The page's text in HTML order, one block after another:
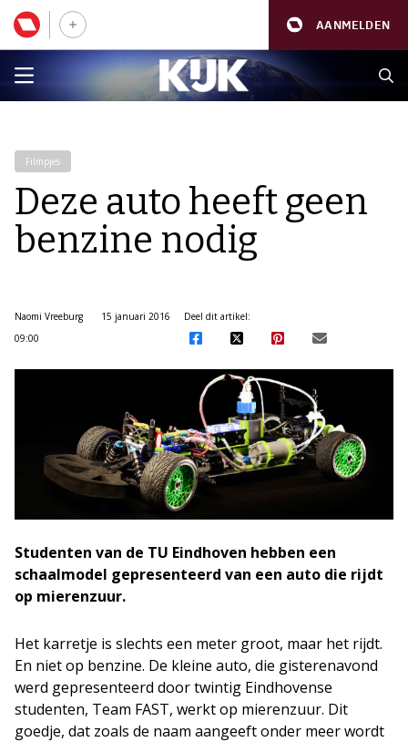
AANMELDEN
Filmpjes
Deze auto heeft geen
benzine nodig
Naomi Vreeburg
15 januari 2016
09:00
Deel dit artikel:
Studenten van de TU Eindhoven hebben een
schaalmodel gepresenteerd van een auto die rijdt
op mierenzuur.
Het karretje is slechts een meter groot, maar het rijdt.
En niet op benzine. De kleine auto, die gisterenavond
werd gepresenteerd door twintig Eindhovense
studenten, Team FAST, werkt op mierenzuur. Dit
goedje, dat zoals de naam aangeeft onder meer wordt